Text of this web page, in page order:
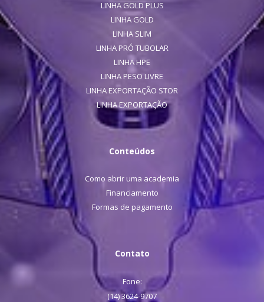
LINHA GOLD PLUS
LINHA GOLD
LINHA SLIM
LINHA PRÓ TUBOLAR
LINHA HPE
LINHA PESO LIVRE
LINHA EXPORTAÇÃO STOR
LINHA EXPORTAÇÃO
Conteúdos
Como abrir uma academia
Financiamento
Formas de pagamento
Contato
Fone:
(14) 3624-9707